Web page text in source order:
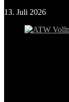
13. Juli 2026